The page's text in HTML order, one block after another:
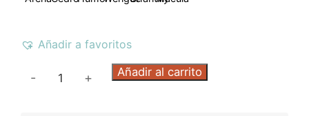
Añadir a favoritos
- + Añadir al carrito